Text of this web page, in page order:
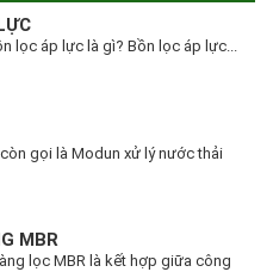
lọc áp lực là gì? Bồn lọc áp lực...
gọi là Modun xử lý nước thải
MBR
lọc MBR là kết hợp giữa công